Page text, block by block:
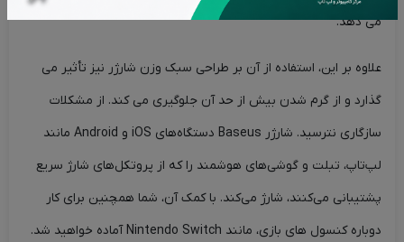
می دهد.
علاوه بر این، استفاده از آن بر طراحی سبک وزن شارژر نیز تأثیر می
گذارد و از گرم شدن بیش از حد آن جلوگیری می کند. از مشکلات
سازگاری نترسید. شارژر Baseus دستگاه‌های iOS و Android مانند
لپ‌تاپ، تبلت و گوشی‌های هوشمند را که از پروتکل‌های شارژ سریع
پشتیبانی می‌کنند، شارژ می‌کند. با کمک آن، شما همچنین برای کار
دوباره کنسول های بازی، مانند Nintendo Switch آماده خواهید شد.